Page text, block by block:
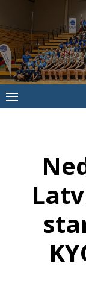
to
content
skola